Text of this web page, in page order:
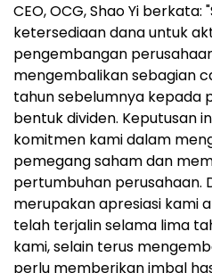
CEO, OCG, Shao Yi
ketersediaan dana untuk
pengembangan
mengembalikan sebagian
tahun sebelumnya kepada
bentuk dividen. Keputusan
komitmen kami dalam
pemegang saham dan
pertumbuhan perusahaan.
merupakan apresiasi kami
telah terjalin selama lima
kami, selain terus
perlu memberikan imbal